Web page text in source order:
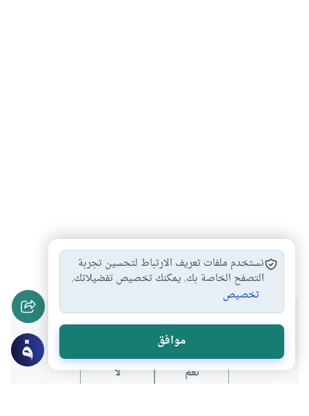
فقه
هل انتفعت بهذا المحتوى؟
نعم لا
نستخدم ملفات تعريف الارتباط لتحسين تجربة
التصفح الخاصة بك. يمكنك تخصيص تفضيلاتك.
تخصيص
موافق